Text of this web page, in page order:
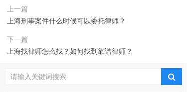
上一篇
上海刑事案件什么时候可以委托律师？
下一篇
上海找律师怎么找？如何找到靠谱律师？